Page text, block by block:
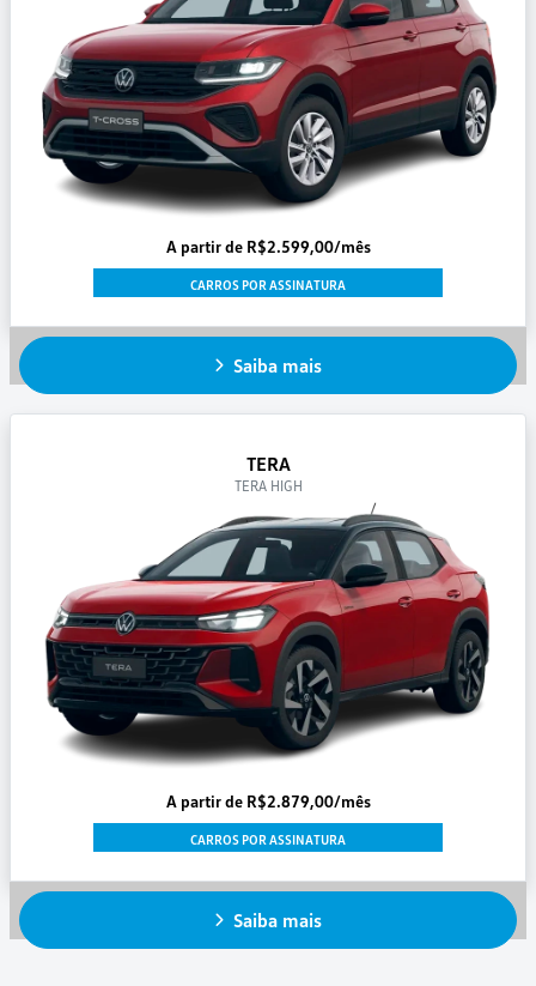
A partir de R$2.599,00/mês
CARROS POR ASSINATURA
Saiba mais
TERA
TERA HIGH
A partir de R$2.879,00/mês
CARROS POR ASSINATURA
Saiba mais